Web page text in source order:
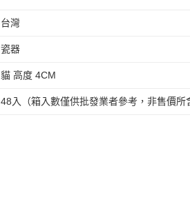
台灣
瓷器
貓 高度 4CM
48入（箱入數僅供批發業者參考，非售價所